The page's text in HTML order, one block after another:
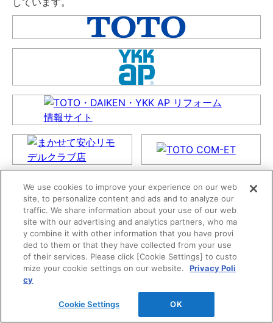
We use cookies to improve your experience on our web
site, to personalize content and ads and to analyze our
traffic. We share information about your use of our web
site with our advertising and analytics partners, who ma
y combine it with other information that you have provi
ded to them or that they have collected from your use
of their services. Please click [Cookie Settings] to custo
mize your cookie settings on our website.
Privacy Poli
cy
Cookie Settings OK